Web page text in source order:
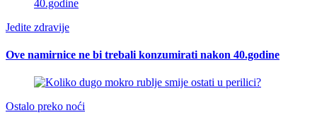
Jedite zdravije
Ove namirnice ne bi trebali konzumirati nakon 40.godine
Ostalo preko noći